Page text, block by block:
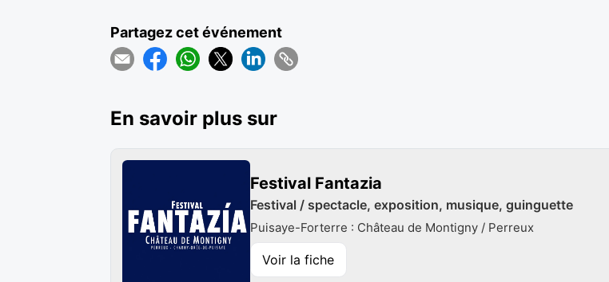
Partagez cet événement
En savoir plus sur
Festival Fantazia
Festival / spectacle, exposition, musique, guinguette
Puisaye-Forterre : Château de Montigny / Perreux
Voir la fiche